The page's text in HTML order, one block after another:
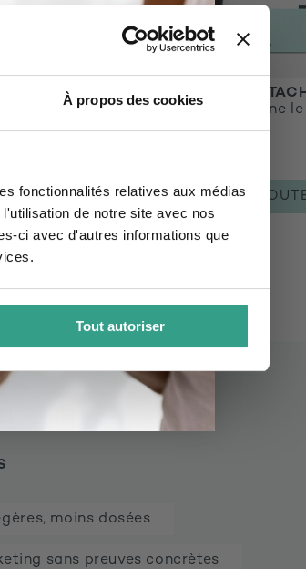
À propos des cookies
fonctionnalités relatives aux médias
de notre site avec nos
ci avec d'autres informations que
Tout autoriser
GRAISSES -
SHOTS ANTI-
Unifie & Illumine
4.5
?
moins dosées
sans preuves concrètes